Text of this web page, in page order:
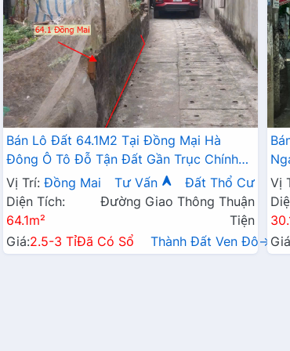
Bán Lô Đất 64.1M2 Tại Đồng Mại Hà
Đông Ô Tô Đỗ Tận Đất Gần Trục Chính
Kinh Doanh
Vị Trí: Đồng Mai Tư Vấn
Đất Thổ Cư
Diện Tích:
64.1m²
Đường Giao Thông Thuận
Tiện
Giá:2.5-3 TỉĐã Có Sổ Thành Đất Ven Đô→
Vị